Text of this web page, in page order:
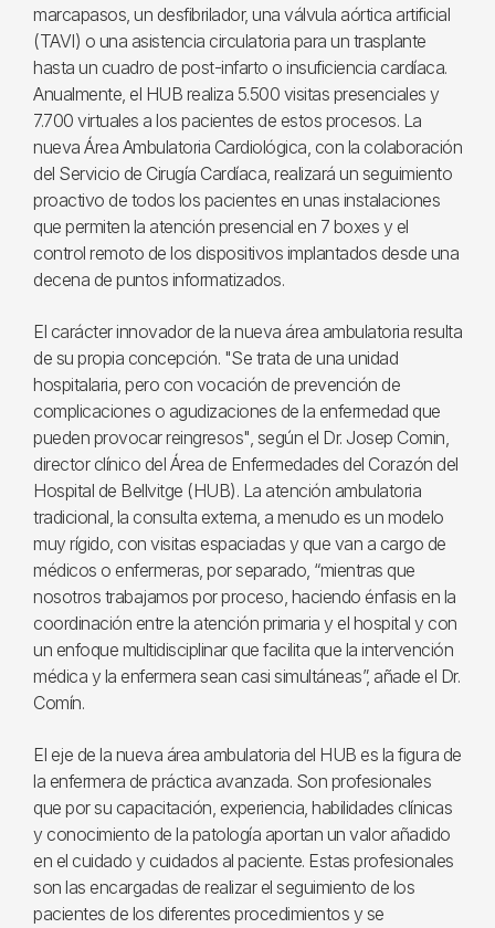
marcapasos, un desfibrilador, una válvula aórtica artificial
(TAVI) o una asistencia circulatoria para un trasplante
hasta un cuadro de post-infarto o insuficiencia cardíaca.
Anualmente, el HUB realiza 5.500 visitas presenciales y
7.700 virtuales a los pacientes de estos procesos. La
nueva Área Ambulatoria Cardiológica, con la colaboración
del Servicio de Cirugía Cardíaca, realizará un seguimiento
proactivo de todos los pacientes en unas instalaciones
que permiten la atención presencial en 7 boxes y el
control remoto de los dispositivos implantados desde una
decena de puntos informatizados.
El carácter innovador de la nueva área ambulatoria resulta
de su propia concepción. "Se trata de una unidad
hospitalaria, pero con vocación de prevención de
complicaciones o agudizaciones de la enfermedad que
pueden provocar reingresos", según el Dr. Josep Comin,
director clínico del Área de Enfermedades del Corazón del
Hospital de Bellvitge (HUB). La atención ambulatoria
tradicional, la consulta externa, a menudo es un modelo
muy rígido, con visitas espaciadas y que van a cargo de
médicos o enfermeras, por separado, “mientras que
nosotros trabajamos por proceso, haciendo énfasis en la
coordinación entre la atención primaria y el hospital y con
un enfoque multidisciplinar que facilita que la intervención
médica y la enfermera sean casi simultáneas”, añade el Dr.
Comín.
El eje de la nueva área ambulatoria del HUB es la figura de
la enfermera de práctica avanzada. Son profesionales
que por su capacitación, experiencia, habilidades clínicas
y conocimiento de la patología aportan un valor añadido
en el cuidado y cuidados al paciente. Estas profesionales
son las encargadas de realizar el seguimiento de los
pacientes de los diferentes procedimientos y se